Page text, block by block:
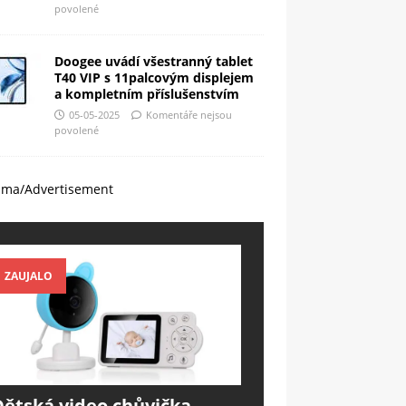
povolené
Doogee uvádí všestranný tablet
T40 VIP s 11palcovým displejem
a kompletním příslušenstvím
05-05-2025
Komentáře nejsou
povolené
Advertisement
ZAUJALO